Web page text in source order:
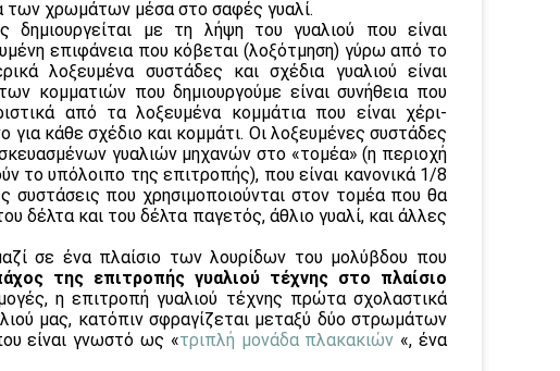
των χρωμάτων μέσα στο σαφές γυαλί.
με τη λήψη του γυαλιού που είναι
επιφάνεια που κόβεται (λοξότμηση) γύρω από το
λοξευμένα συστάδες και σχέδια γυαλιού είναι
κομματιών που δημιουργούμε είναι συνήθεια που
από τα λοξευμένα κομμάτια που είναι χέρι-
για κάθε σχέδιο και κομμάτι. Οι λοξευμένες συστάδες
γυαλιών μηχανών στο «τομέα» (η περιοχή
το υπόλοιπο της επιτροπής), που είναι κανονικά 1/8
συστάσεις που χρησιμοποιούνται στον τομέα που θα
δέλτα και του δέλτα παγετός, άθλιο γυαλί, και άλλες
σε ένα πλαίσιο των λουρίδων του μολύβδου που
της επιτροπής γυαλιού τέχνης στο πλαίσιο
η επιτροπή γυαλιού τέχνης πρώτα σχολαστικά
μας, κατόπιν σφραγίζεται μεταξύ δύο στρωμάτων
είναι γνωστό ως «τριπλή μονάδα πλακακιών «, ένα